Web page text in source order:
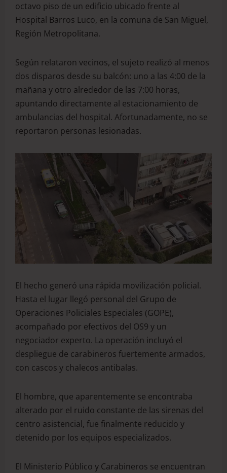
octavo piso de un edificio ubicado frente al
Hospital Barros Luco, en la comuna de San Miguel,
Región Metropolitana.
Según relataron vecinos, el sujeto realizó al menos
dos disparos desde su balcón: uno a las 4:00 de la
mañana y otro alrededor de las 7:00 horas,
apuntando directamente al estacionamiento de
ambulancias del hospital. Afortunadamente, no se
reportaron personas lesionadas.
El hecho generó una rápida movilización policial.
Hasta el lugar llegó personal del Grupo de
Operaciones Policiales Especiales (GOPE),
acompañado por efectivos del OS9 y un
negociador experto. La operación incluyó el
despliegue de carabineros fuertemente armados,
con cascos y chalecos antibalas.
El hombre, que aparentemente se encontraba
alterado por el ruido constante de las sirenas del
centro asistencial, fue finalmente reducido y
detenido por los equipos especializados.
El Ministerio Público y Carabineros se encuentran